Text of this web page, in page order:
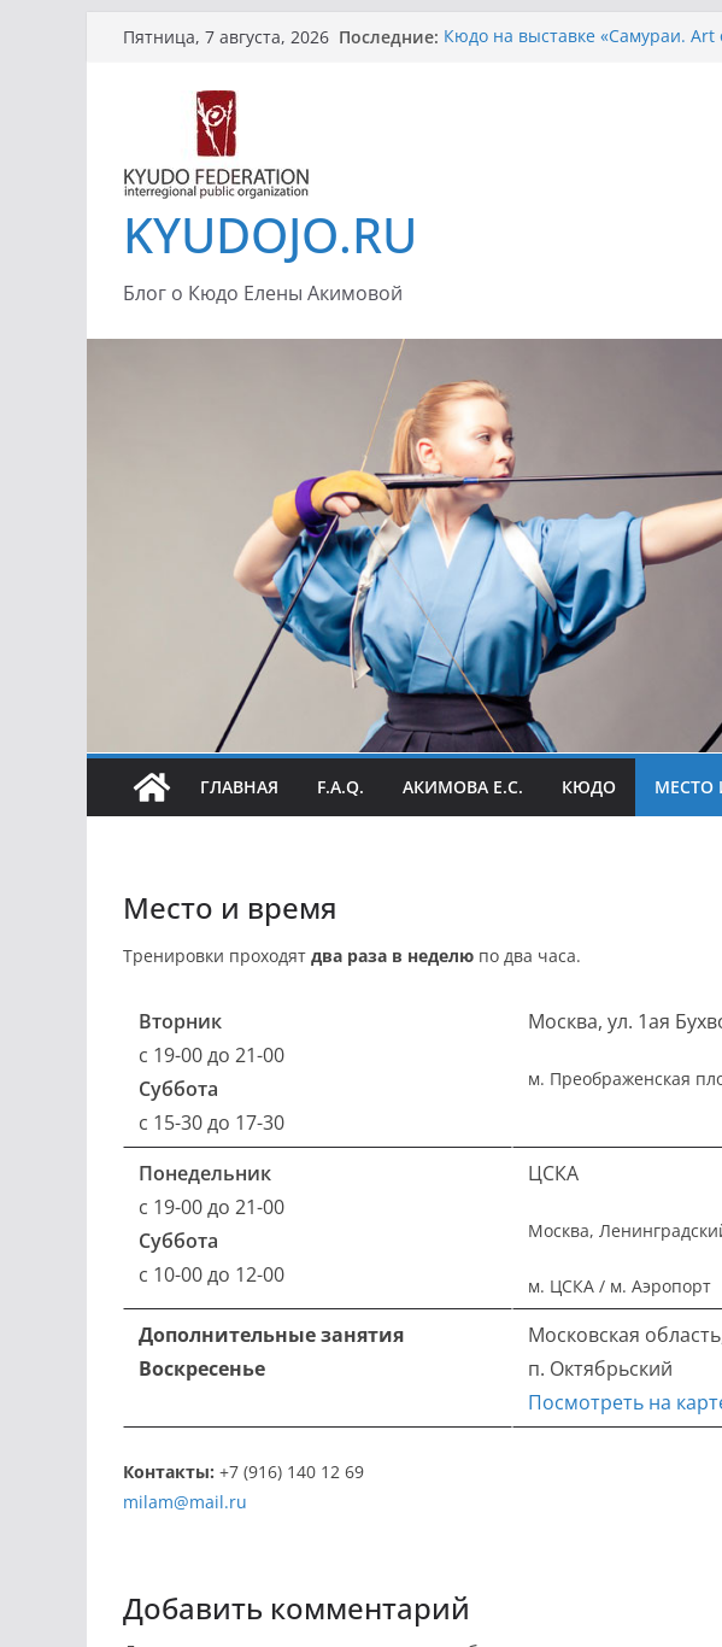
Перейти
содержимому
Пятница, 7 августа, 2026 Последние: Кюдо на выставке «Самураи. Art
KYUDOJO.RU
Блог о Кюдо Елены Акимовой
ГЛАВНАЯ F.A.Q. АКИМОВА Е.С. КЮДО МЕСТО
Место и время
Тренировки проходят два раза в неделю по два часа.
Вторник
с 19-00 до 21-00
Суббота
с 15-30 до 17-30
Москва, ул. 1ая
м. Преображенская
Понедельник
с 19-00 до 21-00
Суббота
с 10-00 до 12-00
ЦСКА
Москва,
м. ЦСКА / м. Аэропорт
Дополнительные занятия
Воскресенье
Московская
п. Октябрьский
Посмотреть на
Контакты: +7 (916) 140 12 69
milam@mail.ru
Добавить комментарий